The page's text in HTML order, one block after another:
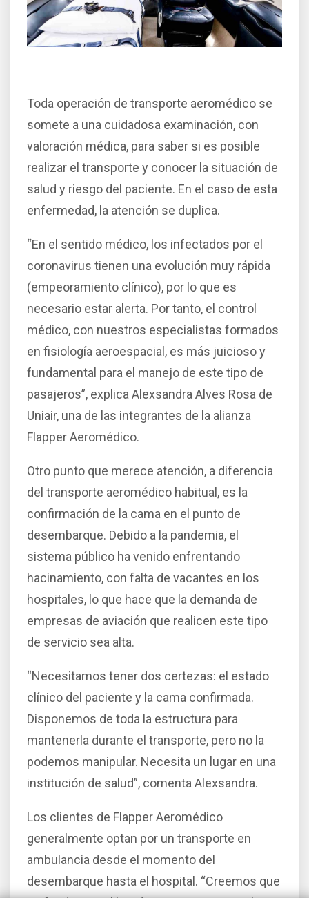
Toda operación de transporte aeromédico se
somete a una cuidadosa examinación, con
valoración médica, para saber si es posible
realizar el transporte y conocer la situación de
salud y riesgo del paciente. En el caso de esta
enfermedad, la atención se duplica.
“En el sentido médico, los infectados por el
coronavirus tienen una evolución muy rápida
(empeoramiento clínico), por lo que es
necesario estar alerta. Por tanto, el control
médico, con nuestros especialistas formados
en fisiología aeroespacial, es más juicioso y
fundamental para el manejo de este tipo de
pasajeros”, explica Alexsandra Alves Rosa de
Uniair, una de las integrantes de la alianza
Flapper Aeromédico.
Otro punto que merece atención, a diferencia
del transporte aeromédico habitual, es la
confirmación de la cama en el punto de
desembarque. Debido a la pandemia, el
sistema público ha venido enfrentando
hacinamiento, con falta de vacantes en los
hospitales, lo que hace que la demanda de
empresas de aviación que realicen este tipo
de servicio sea alta.
“Necesitamos tener dos certezas: el estado
clínico del paciente y la cama confirmada.
Disponemos de toda la estructura para
mantenerla durante el transporte, pero no la
podemos manipular. Necesita un lugar en una
institución de salud”, comenta Alexsandra.
Los clientes de Flapper Aeromédico
generalmente optan por un transporte en
ambulancia desde el momento del
desembarque hasta el hospital. “Creemos que
es fundamental brindar un servicio completo